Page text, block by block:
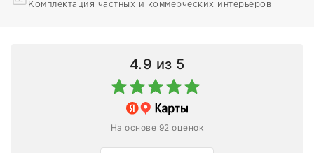
Комплектация частных и коммерческих интерьеров
4.9 из 5
На основе 92 оценок